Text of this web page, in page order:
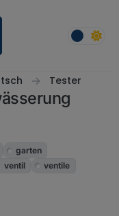
Tester
garten
ventil
ventile